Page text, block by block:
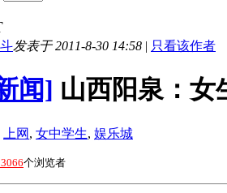
发表于 2011-8-30 14:58 | 只看该作者
闻] 山西阳泉：女
上网 , 女中学生, 娱乐城
个浏览者